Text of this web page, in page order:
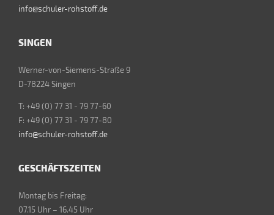
info@schuler-rohstoff.de
SINGEN
Werner-von-Siemens-Straße 9
D-78224 Singen
T: +49 (0) 77 31 - 79 77-60
F: +49 (0) 77 31 - 79 77-80
info@schuler-rohstoff.de
GESCHÄFTSZEITEN
Montag bis Freitag:
07.15 Uhr – 16.45 Uhr